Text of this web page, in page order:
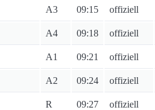
A3 09:15 offiziell
A4 09:18 offiziell
A1 09:21 offiziell
A2 09:24 offiziell
R 09:27 offiziell